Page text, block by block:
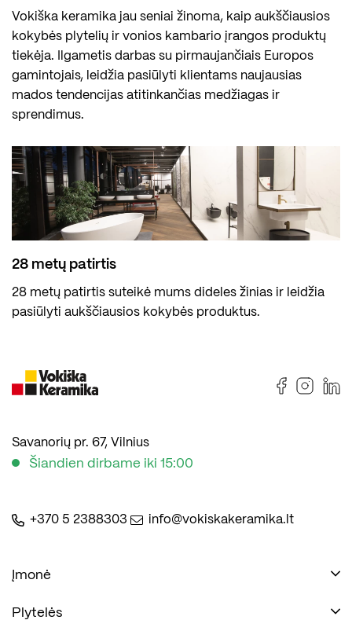
Vokiška keramika jau seniai žinoma, kaip aukščiausios
kokybės plytelių ir vonios kambario įrangos produktų
tiekėja. Ilgametis darbas su pirmaujančiais Europos
gamintojais, leidžia pasiūlyti klientams naujausias
mados tendencijas atitinkančias medžiagas ir
sprendimus.
28 metų patirtis
28 metų patirtis suteikė mums dideles žinias ir leidžia
pasiūlyti aukščiausios kokybės produktus.
Savanorių pr. 67, Vilnius
Šiandien dirbame iki 15:00
+370 5 2388303 info@vokiskakeramika.lt
Įmonė
Plytelės
Naudinga